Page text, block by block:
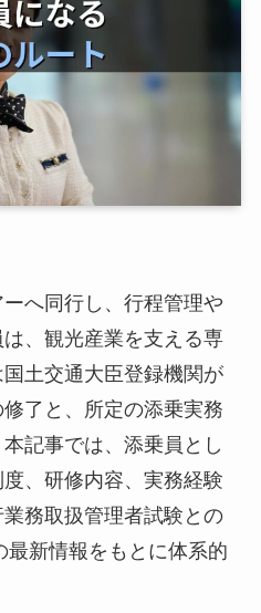
へ同行し、行程管理や
、観光産業を支える専
土交通大臣登録機関が
了と、所定の添乗実務
記事では、添乗員とし
、研修内容、実務経験
務取扱管理者試験との
最新情報をもとに体系的